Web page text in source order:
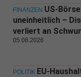
FINANZEN US-
uneinheitlich –
verliert an
05.08.2026
POLITIK EU-